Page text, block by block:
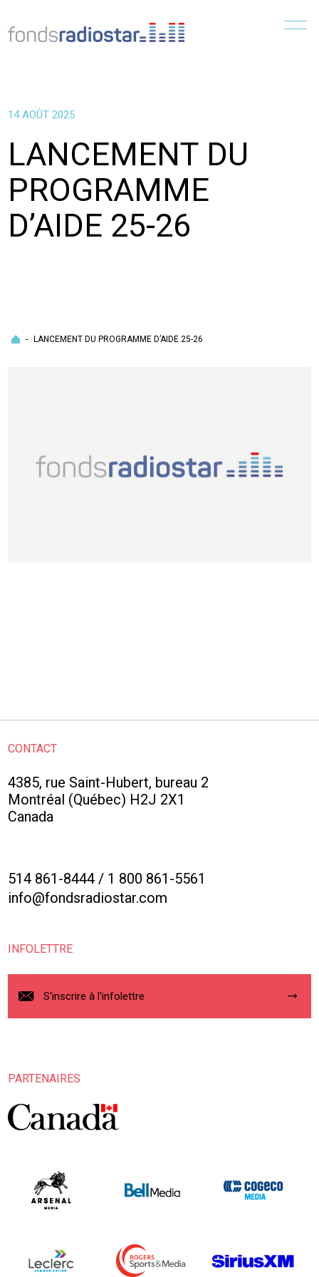
14 AOÛT 2025
LANCEMENT DU
PROGRAMME
D’AIDE 25-26
Accueil
- LANCEMENT DU PROGRAMME D’AIDE 25-26
CONTACT
4385, rue Saint-Hubert, bureau 2
Montréal (Québec) H2J 2X1
Canada
514 861-8444 / 1 800 861-5561
info@fondsradiostar.com
INFOLETTRE
S'inscrire à l'infolettre
PARTENAIRES